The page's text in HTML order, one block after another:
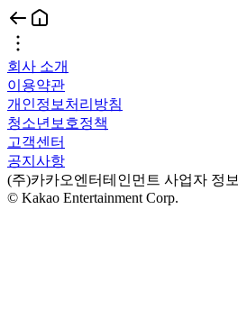
회사 소개
이용약관
개인정보처리방침
청소년보호정책
고객센터
공지사항
(주)카카오엔터테인먼트 사업자 정보
© Kakao Entertainment Corp.